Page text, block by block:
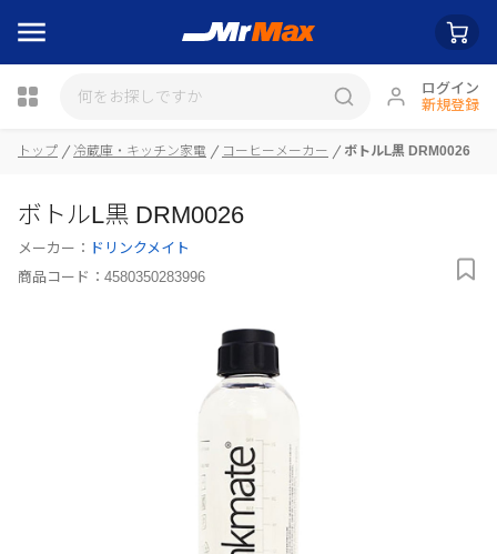
ログイン
新規登録
瓶詰
トップ 冷蔵庫・キッチン家電 コーヒーメーカー ボトルL黒 DRM0026
ボトルL黒 DRM0026
メーカー：
ドリンクメイト
商品コード： 4580350283996